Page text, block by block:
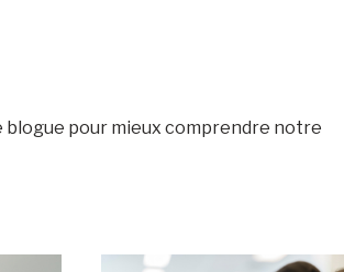
blogue pour mieux comprendre notre